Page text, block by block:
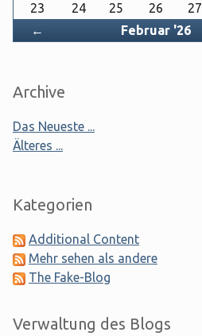
← Februar '26
23
24 25 26 27
Archive
Das Neueste ...
Älteres ...
Kategorien
Additional Content
Mehr sehen als andere
The Fake-Blog
Verwaltung des Blogs